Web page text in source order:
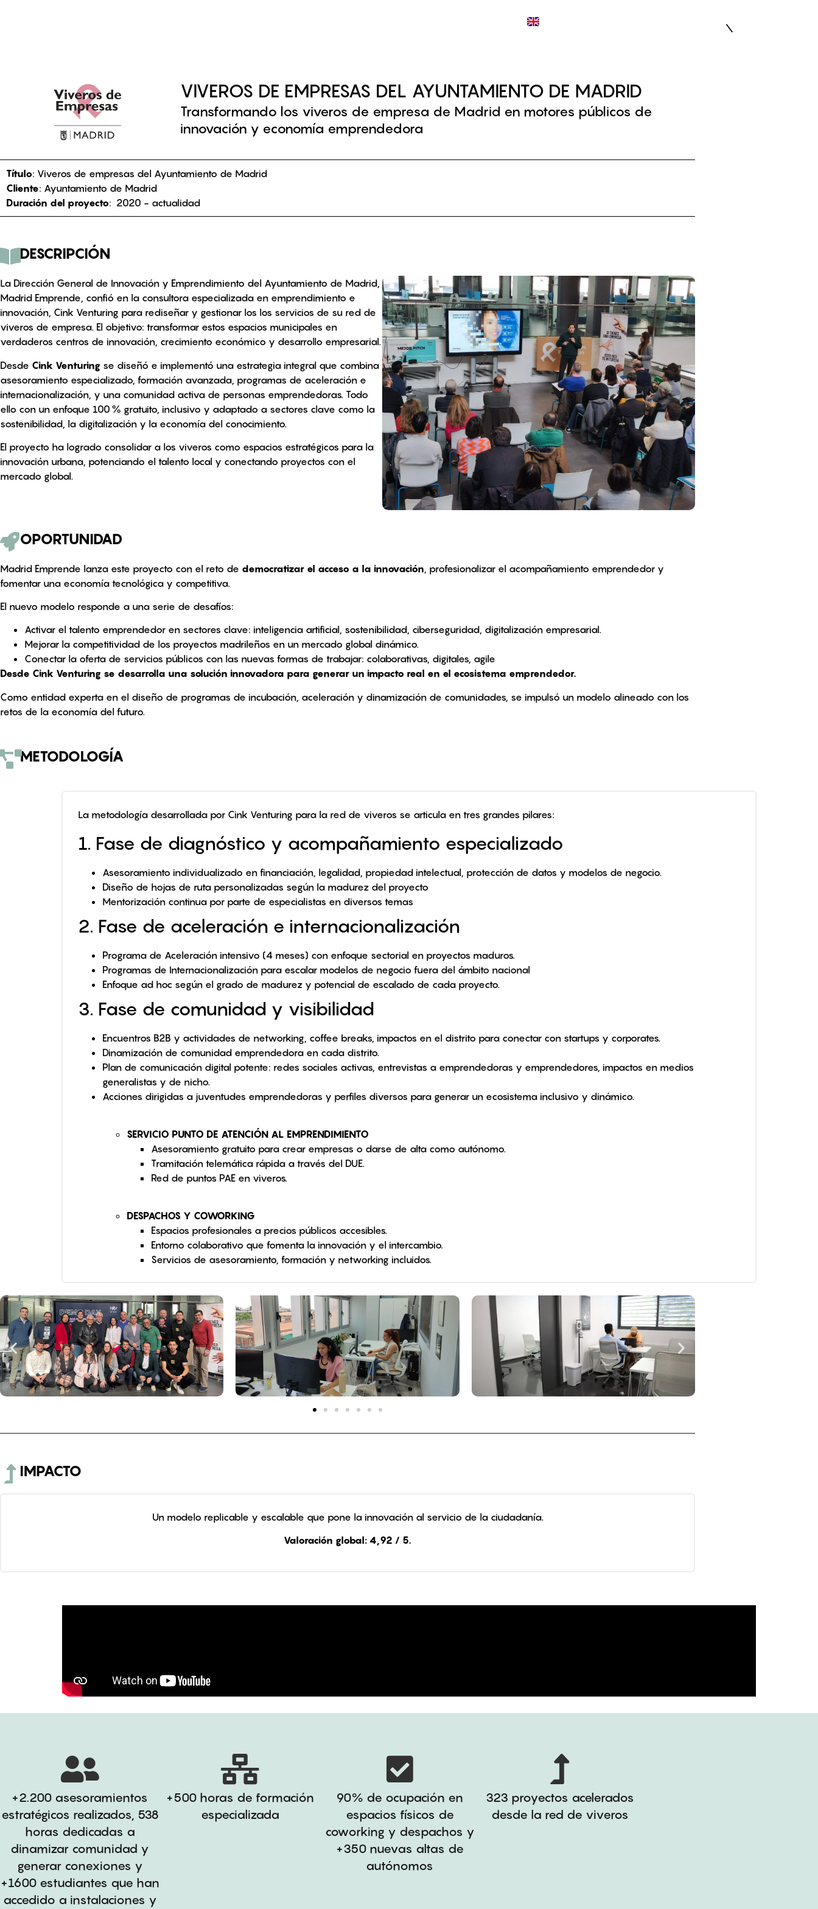
VIVEROS DE EMPRESAS DEL AYUNTAMIENTO DE MADRID
Transformando los viveros de empresa de Madrid en motores públicos de
innovación y economía emprendedora
Título: Viveros de empresas del Ayuntamiento de Madrid
Cliente: Ayuntamiento de Madrid
Duración del proyecto: 2020 - actualidad
DESCRIPCIÓN
La Dirección General de Innovación y Emprendimiento del Ayuntamiento de Madrid,
Madrid Emprende, confió en la consultora especializada en emprendimiento e
innovación, Cink Venturing para rediseñar y gestionar los los servicios de su red de
viveros de empresa. El objetivo: transformar estos espacios municipales en
verdaderos centros de innovación, crecimiento económico y desarrollo empresarial.
Desde Cink Venturing se diseñó e implementó una estrategia integral que combina
asesoramiento especializado, formación avanzada, programas de aceleración e
internacionalización, y una comunidad activa de personas emprendedoras. Todo
ello con un enfoque 100 % gratuito, inclusivo y adaptado a sectores clave como la
sostenibilidad, la digitalización y la economía del conocimiento.
El proyecto ha logrado consolidar a los viveros como espacios estratégicos para la
innovación urbana, potenciando el talento local y conectando proyectos con el
mercado global.
OPORTUNIDAD
Madrid Emprende lanza este proyecto con el reto de democratizar el acceso a la innovación , profesionalizar el acompañamiento emprendedor y
fomentar una economía tecnológica y competitiva.
El nuevo modelo responde a una serie de desafíos:
Activar el talento emprendedor en sectores clave: inteligencia artificial, sostenibilidad, ciberseguridad, digitalización empresarial.
Mejorar la competitividad de los proyectos madrileños en un mercado global dinámico.
Conectar la oferta de servicios públicos con las nuevas formas de trabajar: colaborativas, digitales, agile
Desde Cink Venturing se desarrolla una solución innovadora para generar un impacto real en el ecosistema emprendedor.
Como entidad experta en el diseño de programas de incubación, aceleración y dinamización de comunidades, se impulsó un modelo alineado con los
retos de la economía del futuro.
METODOLOGÍA
La metodología desarrollada por Cink Venturing para la red de viveros se articula en tres grandes pilares:
1. Fase de diagnóstico y acompañamiento especializado
Asesoramiento individualizado en financiación, legalidad, propiedad intelectual, protección de datos y modelos de negocio.
Diseño de hojas de ruta personalizadas según la madurez del proyecto
Mentorización continua por parte de especialistas en diversos temas
2. Fase de aceleración e internacionalización
Programa de Aceleración intensivo (4 meses) con enfoque sectorial en proyectos maduros.
Programas de Internacionalización para escalar modelos de negocio fuera del ámbito nacional
Enfoque ad hoc según el grado de madurez y potencial de escalado de cada proyecto.
3. Fase de comunidad y visibilidad
Encuentros B2B y actividades de networking, coffee breaks, impactos en el distrito para conectar con startups y corporates.
Dinamización de comunidad emprendedora en cada distrito.
Plan de comunicación digital potente: redes sociales activas, entrevistas a emprendedoras y emprendedores, impactos en medios
generalistas y de nicho.
Acciones dirigidas a juventudes emprendedoras y perfiles diversos para generar un ecosistema inclusivo y dinámico.
SERVICIO PUNTO DE ATENCIÓN AL EMPRENDIMIENTO
Asesoramiento gratuito para crear empresas o darse de alta como autónomo.
Tramitación telemática rápida a través del DUE.
Red de puntos PAE en viveros.
DESPACHOS Y COWORKING
Espacios profesionales a precios públicos accesibles.
Entorno colaborativo que fomenta la innovación y el intercambio.
Servicios de asesoramiento, formación y networking incluidos.
IMPACTO
Un modelo replicable y escalable que pone la innovación al servicio de la ciudadanía.
Valoración global: 4,92 / 5.
+2.200 asesoramientos
estratégicos realizados, 538
horas dedicadas a
dinamizar comunidad y
generar conexiones y
+1600 estudiantes que han
accedido a instalaciones y
+500 horas de formación
especializada
90% de ocupación en
espacios físicos de
coworking y despachos y
+350 nuevas altas de
autónomos
323 proyectos acelerados
desde la red de viveros